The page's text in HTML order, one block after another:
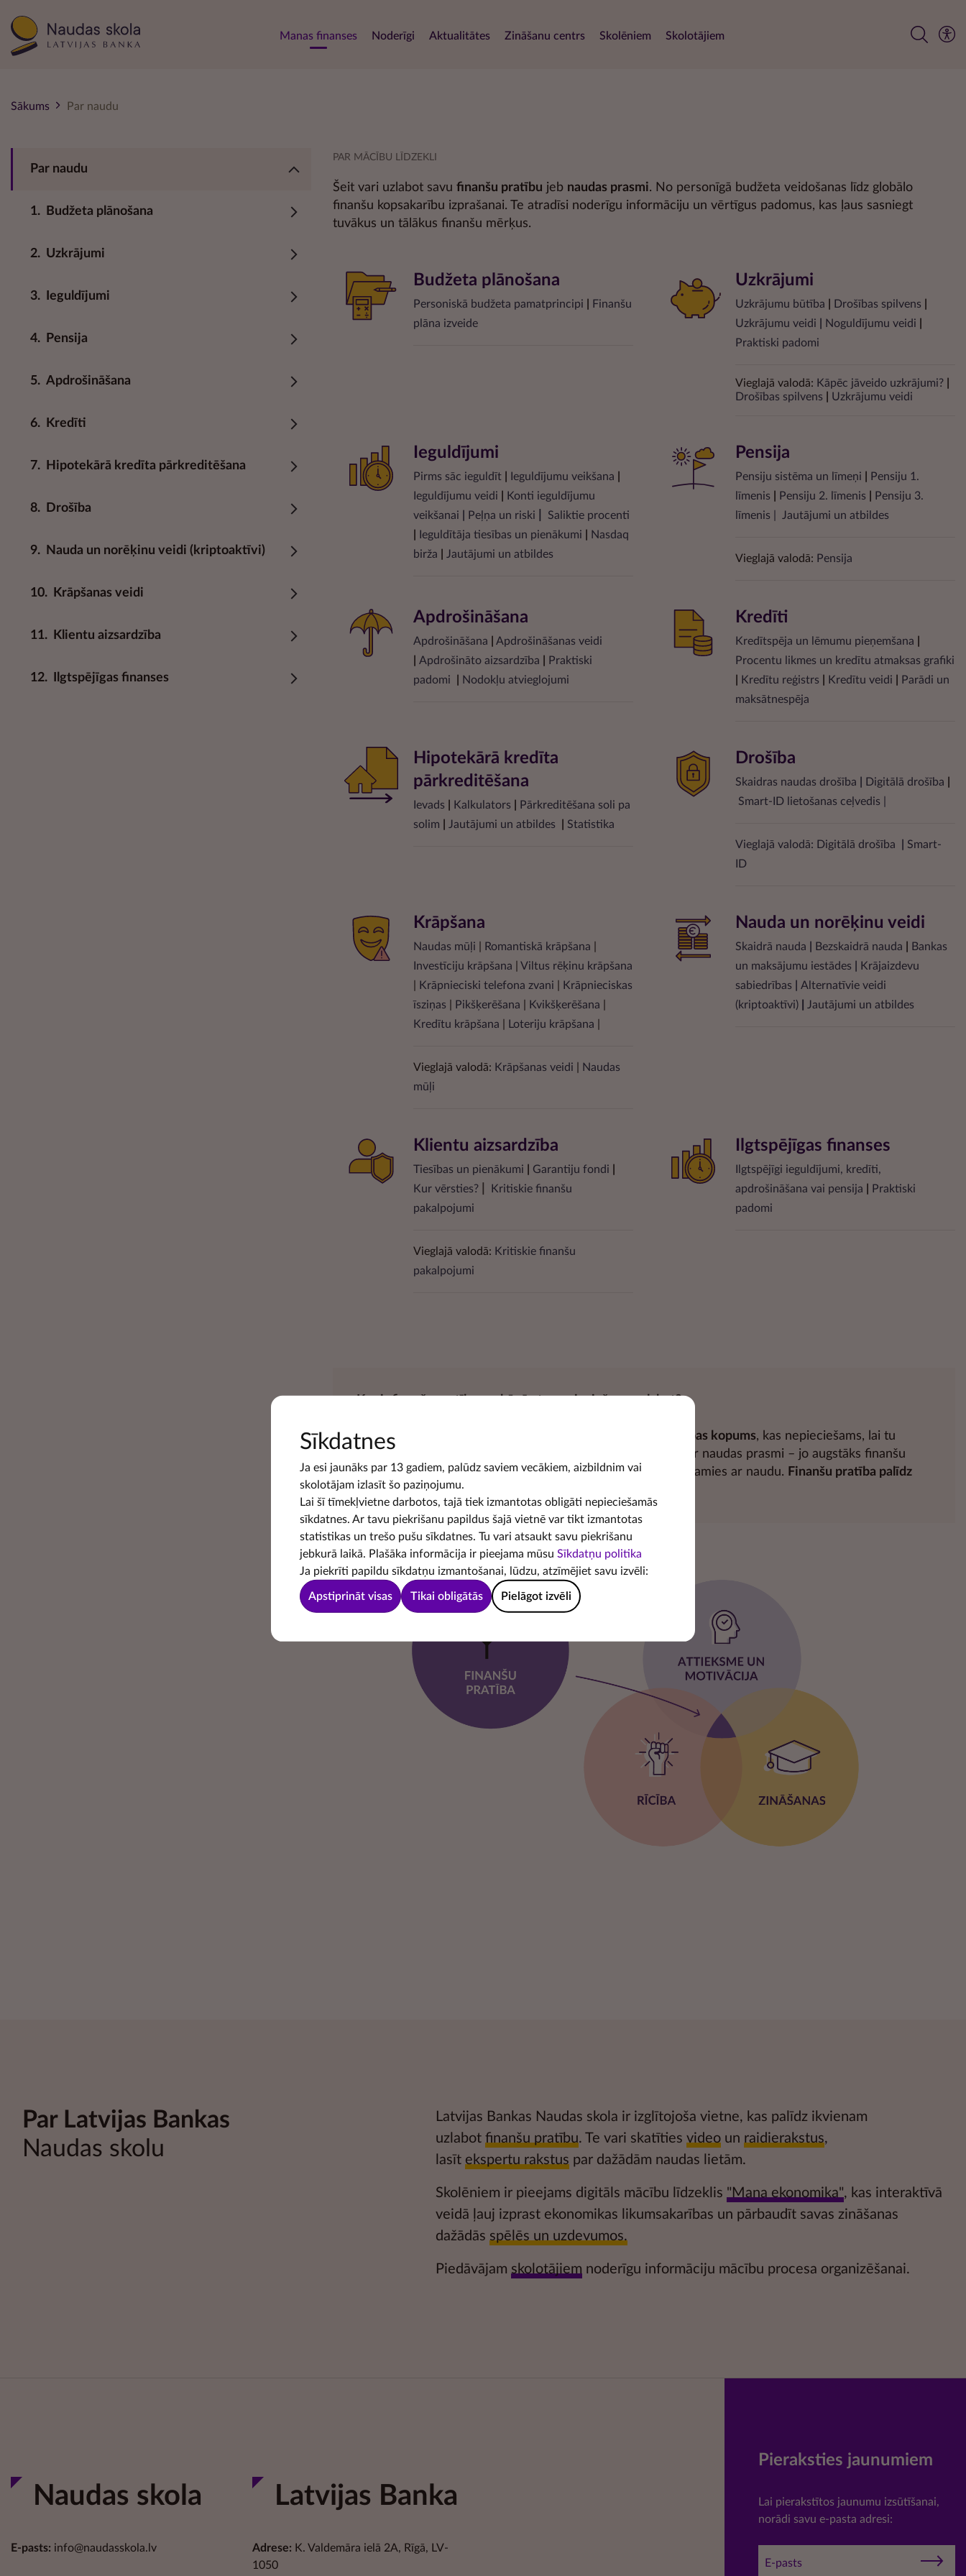
Sīkdatnes
Ja esi jaunāks par 13 gadiem, palūdz saviem vecākiem, aizbildnim vai
skolotājam izlasīt šo paziņojumu.
Lai šī tīmekļvietne darbotos, tajā tiek izmantotas obligāti nepieciešamās
sīkdatnes. Ar tavu piekrišanu papildus šajā vietnē var tikt izmantotas
statistikas un trešo pušu sīkdatnes. Tu vari atsaukt savu piekrišanu
jebkurā laikā. Plašāka informācija ir pieejama mūsu Sīkdatņu politika
Ja piekrīti papildu sīkdatņu izmantošanai, lūdzu, atzīmējiet savu izvēli:
Apstiprināt visas Tikai obligātās Pielāgot izvēli
Main navigation
Manas finanses Noderīgi Aktualitātes Zināšanu centrs Skolēniem Skolotājiem
Sākums Par naudu
Par naudu
1. Budžeta plānošana
2. Uzkrājumi
3. Ieguldījumi
4. Pensija
5. Apdrošināšana
6. Kredīti
7. Hipotekārā kredīta pārkreditēšana
8. Drošība
9. Nauda un norēķinu veidi (kriptoaktīvi)
10. Krāpšanas veidi
11. Klientu aizsardzība
12. Ilgtspējīgas finanses
PAR MĀCĪBU LĪDZEKLI
Šeit vari uzlabot savu finanšu pratību jeb naudas prasmi. No personīgā budžeta veidošanas līdz globālo
finanšu kopsakarību izprašanai. Te atradīsi noderīgu informāciju un vērtīgus padomus, kas ļaus sasniegt
tuvākus un tālākus finanšu mērķus.
Budžeta plānošana
Personiskā budžeta pamatprincipi
Finanšu
plāna izveide
Uzkrājumi
Uzkrājumu būtība Drošības spilvens
Uzkrājumu veidi
Noguldījumu veidi
Praktiski padomi
Vieglajā valodā: Kāpēc jāveido uzkrājumi?
Drošības spilvens
Uzkrājumu veidi
Ieguldījumi
Pirms sāc ieguldīt Ieguldījumu veikšana
Ieguldījumu veidi
Konti ieguldījumu
veikšanai
Peļņa un riski
Saliktie procenti
Ieguldītāja tiesības un pienākumi
Nasdaq
birža
Jautājumi un atbildes
Pensija
Pensiju sistēma un līmeņi
Pensiju 1.
līmenis
Pensiju 2. līmenis
Pensiju 3.
līmenis
Jautājumi un atbildes
Vieglajā valodā: Pensija
Apdrošināšana
Apdrošināšana
Apdrošināšanas veidi
Apdrošināto aizsardzība
Praktiski
padomi
Nodokļu atvieglojumi
Kredīti
Kredītspēja un lēmumu pieņemšana
Procentu likmes un kredītu atmaksas grafiki
Kredītu reģistrs Kredītu veidi
Parādi un
maksātnespēja
Hipotekārā kredīta
pārkreditēšana
Ievads Kalkulators
Pārkreditēšana soli pa
solim
Jautājumi un atbildes Statistika
Drošība
Skaidras naudas drošība Digitālā drošība
Smart-ID lietošanas ceļvedis
Vieglajā valodā: Digitālā drošība
Smart-
ID
Krāpšana
Naudas mūļi Romantiskā krāpšana
Investīciju krāpšana
Viltus rēķinu krāpšana
Krāpnieciski telefona zvani
Krāpnieciskas
īsziņas
Pikšķerēšana Kvikšķerēšana
Kredītu krāpšana
Loteriju krāpšana
Vieglajā valodā: Krāpšanas veidi
Naudas
mūļi
Nauda un norēķinu veidi
Skaidrā nauda Bezskaidrā nauda
Bankas
un maksājumu iestādes
Krājaizdevu
sabiedrības
Alternatīvie veidi
(kriptoaktīvi)
Jautājumi un atbildes
Klientu aizsardzība
Tiesības un pienākumi Garantiju fondi
Kur vērsties?
Kritiskie finanšu
pakalpojumi
Vieglajā valodā: Kritiskie finanšu
pakalpojumi
Ilgtspējīgas finanses
Ilgtspējīgi ieguldījumi, kredīti,
apdrošināšana vai pensija
Praktiski
padomi
Kas ir finanšu pratība, un kāpēc to nepieciešams uzlabot?
Finanšu pratība uzvedības kopums, kas nepieciešams, lai tu
pieņemtu pārdomātus finanšu lēmumus. To var dēvēt arī par naudas prasmi – jo augstāks finanšu
pratības līmenis, jo vairāk zinām, protam un veiksmīgāk rīkojamies ar naudu. Finanšu pratība palīdz
parūpēties par savu finanšu drošību, ilgtspēju un labklājību.
Par Latvijas Bankas
Naudas skolu
Latvijas Bankas Naudas skola ir izglītojoša vietne, kas palīdz ikvienam
uzlabotfinanšu pratību. Te vari skatītiesvideo un raidierakstus,
lasīt ekspertu rakstus par dažādām naudas lietām.
Skolēniem ir pieejams digitāls mācību līdzeklis "Mana ekonomika", kas interaktīvā
veidā ļauj izprast ekonomikas likumsakarības un pārbaudīt savas zināšanas
dažādās spēlēs un uzdevumos.
Piedāvājam skolotājiem noderīgu informāciju mācību procesa organizēšanai.
Naudas skola
E-pasts: info@naudasskola.lv
Latvijas Banka
Adrese: K. Valdemāra ielā 2A, Rīgā, LV-
1050
Pieraksties jaunumiem
Lai pierakstītos jaunumu izsūtīšanai,
norādi savu e-pasta adresi: